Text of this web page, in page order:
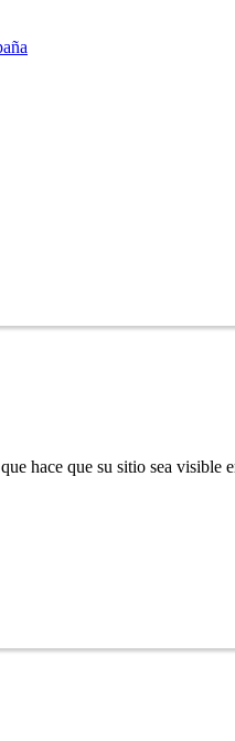
hace que su sitio sea visible